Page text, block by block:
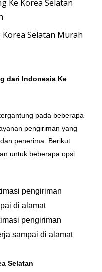
Korea Selatan Murah
dari Indonesia Ke
pada beberapa
pengiriman yang
penerima. Berikut
untuk beberapa opsi
pengiriman
di alamat
pengiriman
sampai di alamat
Selatan